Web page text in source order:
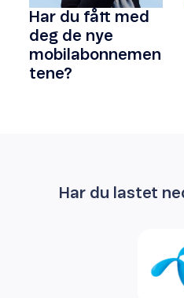
Har du fått med
deg de nye
mobilabonnemen
tene?
Har du lastet